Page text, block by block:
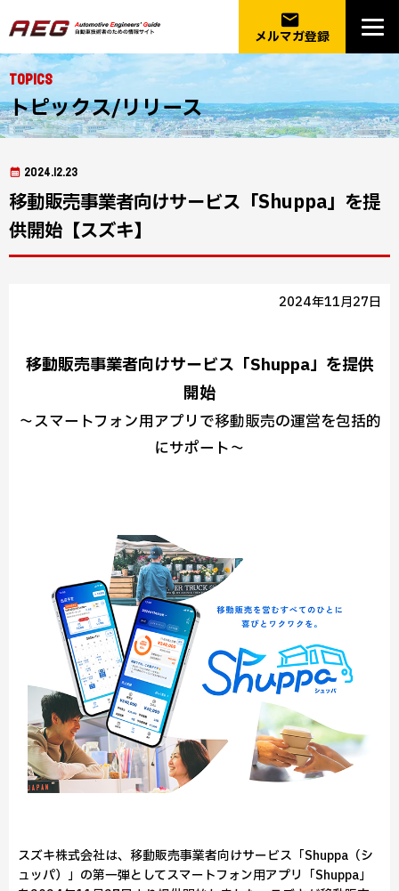
email
メルマガ登録
Topics
トピックス/リリース
2024.12.23
移動販売事業者向けサービス「Shuppa」を提
供開始【スズキ】
2024年11月27日
移動販売事業者向けサービス「Shuppa」を提供
開始
～スマートフォン用アプリで移動販売の運営を包括的
にサポート～
スズキ株式会社は、移動販売事業者向けサービス「Shuppa（シ
ュッパ）」の第一弾としてスマートフォン用アプリ「Shuppa」